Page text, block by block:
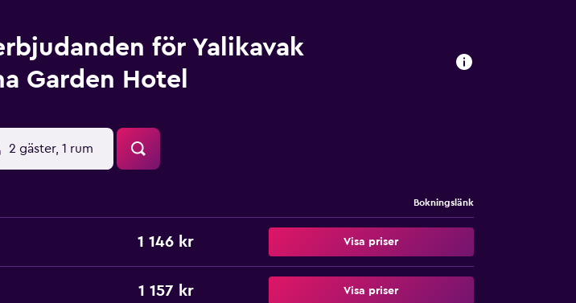
för Yalikavak
Garden Hotel
2 gäster, 1 rum
Bokningslänk
1 146 kr Visa priser
1 157 kr Visa priser